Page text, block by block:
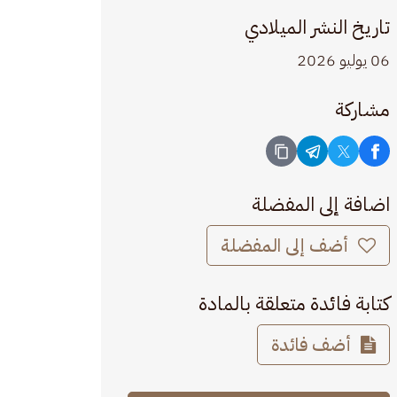
تاريخ النشر الميلادي
06 يوليو 2026
مشاركة
اضافة إلى المفضلة
أضف إلى المفضلة
كتابة فائدة متعلقة بالمادة
أضف فائدة